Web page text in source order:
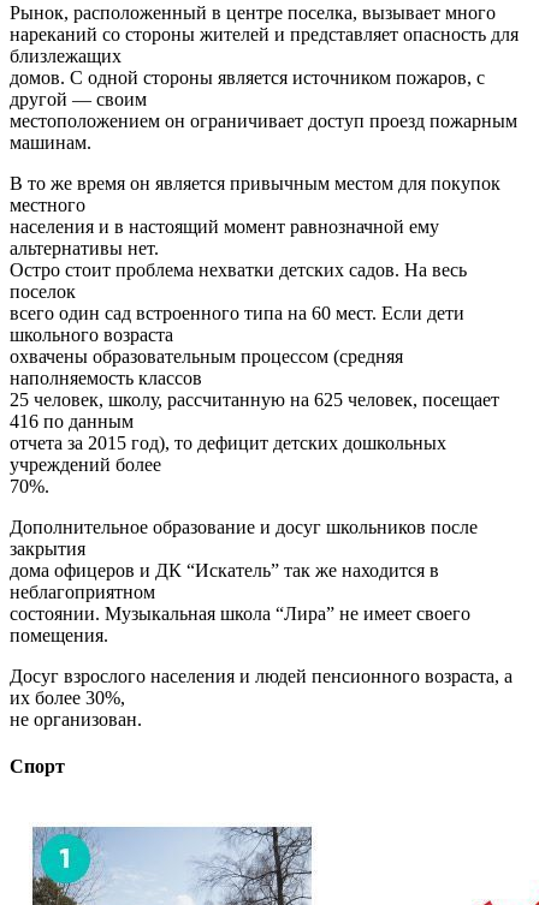
Рынок, расположенный в центре поселка, вызывает много
нареканий со стороны жителей и представляет опасность для
близлежащих
домов. С одной стороны является источником пожаров, с
другой — своим
местоположением он ограничивает доступ проезд пожарным
машинам.
В то же время он является привычным местом для покупок
местного
населения и в настоящий момент равнозначной ему
альтернативы нет.
Остро стоит проблема нехватки детских садов. На весь
поселок
всего один сад встроенного типа на 60 мест. Если дети
школьного возраста
охвачены образовательным процессом (средняя
наполняемость классов
25 человек, школу, рассчитанную на 625 человек, посещает
416 по данным
отчета за 2015 год), то дефицит детских дошкольных
учреждений более
70%.
Дополнительное образование и досуг школьников после
закрытия
дома офицеров и ДК “Искатель” так же находится в
неблагоприятном
состоянии. Музыкальная школа “Лира” не имеет своего
помещения.
Досуг взрослого населения и людей пенсионного возраста, а
их более 30%,
не организован.
Спорт